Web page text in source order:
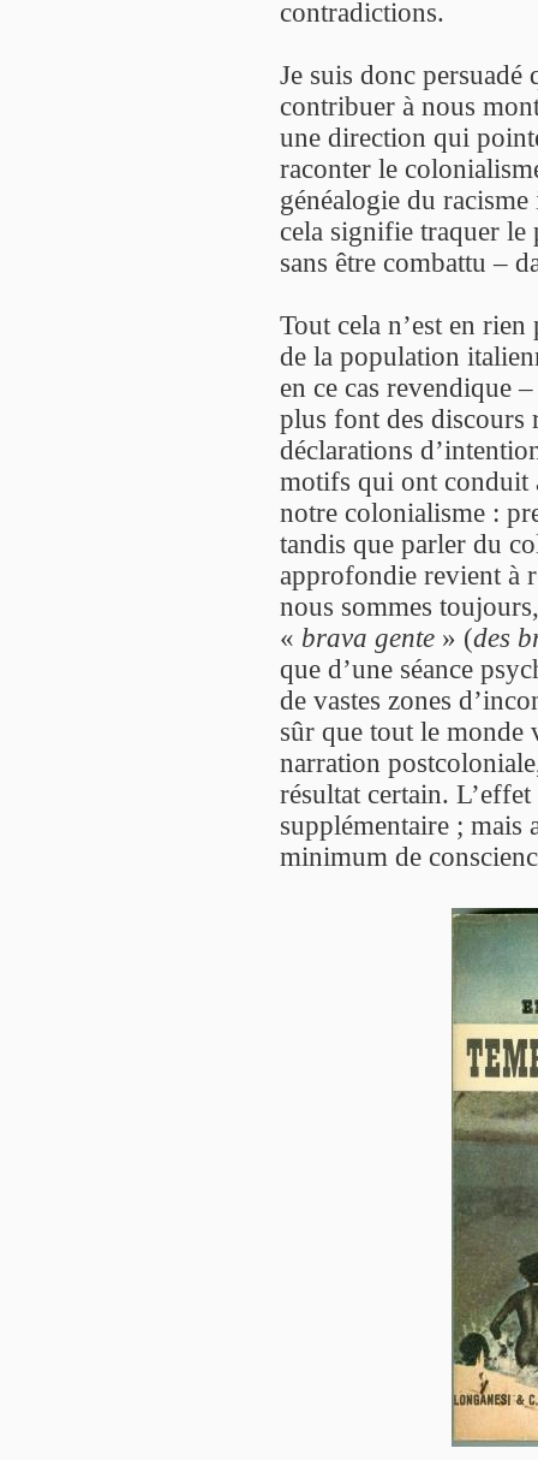
contradictions.
Je suis donc
contribuer à nous
une direction qui
raconter le
généalogie du
cela signifie traquer
sans être combattu –
Tout cela n’est en
de la population
en ce cas revendique
plus font des discours
déclarations
motifs qui ont conduit
notre colonialisme :
tandis que parler du
approfondie revient à
nous sommes
« brava gente » (des
que d’une séance
de vastes zones
sûr que tout le monde
narration
résultat certain.
supplémentaire ; mais
minimum de